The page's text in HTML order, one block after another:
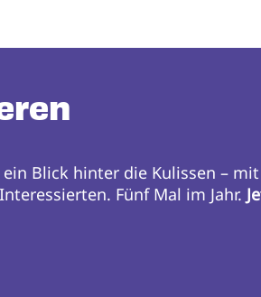
Blick hinter die Kulissen –
Fünf Mal im Jahr.